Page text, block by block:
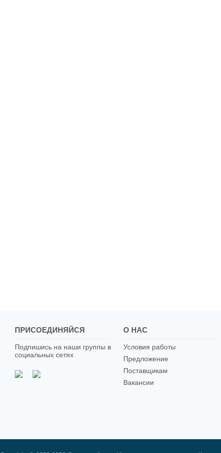
ПРИСОЕДИНЯЙСЯ
Подпишись на наши группы в
социальных сетях
О НАС
Условия работы
Предложение
Поставщикам
Вакансии